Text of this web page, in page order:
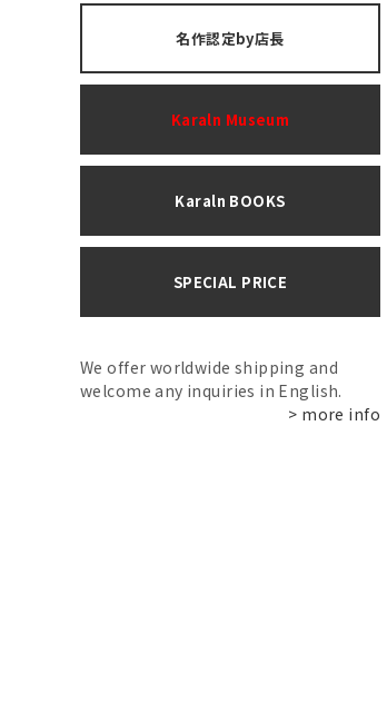
名作認定by店長
Karaln Museum
Karaln BOOKS
SPECIAL PRICE
We offer worldwide shipping and
welcome any inquiries in English.
> more info